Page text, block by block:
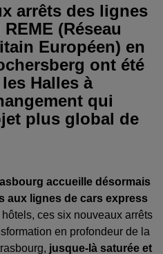
arrêts des lignes
(Réseau
Européen) en
ont été
Halles à
qui
plus global de
accueille désormais
aux lignes de cars express
ces six nouveaux arrêts
en profondeur de la
jusque-là saturée et